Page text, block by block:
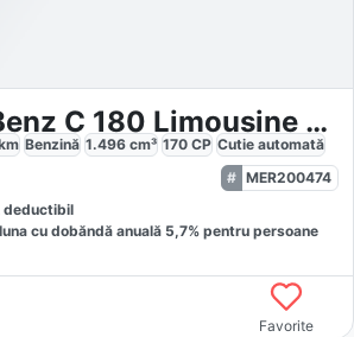
Mercedes-Benz C 180 Limousine AMG Line
Benzină 1.496 cm³ 170 CP Cutie automată
MER200474
deductibil
cu dobăndă anuală 5,7% pentru persoane
Favorite